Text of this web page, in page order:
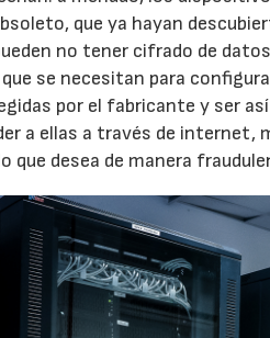
que ya hayan
no tener cifrado de
que se necesitan para
por el fabricante y ser
a ellas a través de internet,
que desea de manera